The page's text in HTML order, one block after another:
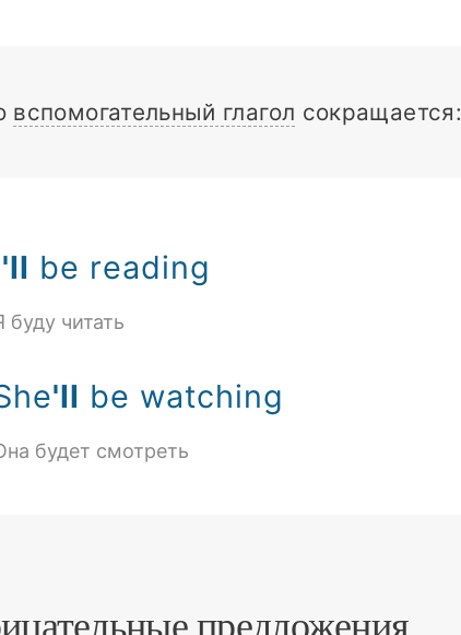
вспомогательный глагол сокращается:
'll be reading
буду читать
'll be watching
будет смотреть
предложения